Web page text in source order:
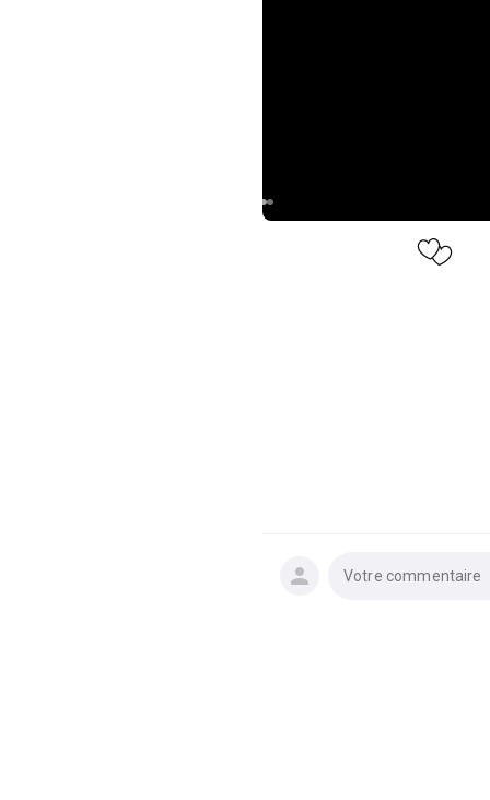
Votre commentaire